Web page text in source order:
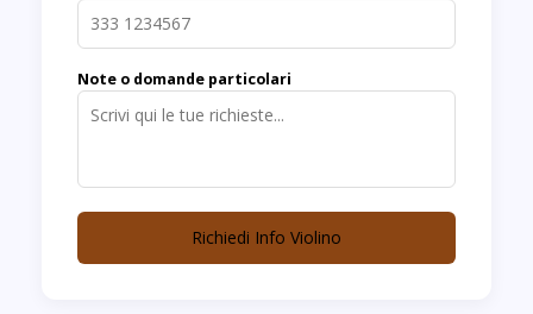
Note o domande particolari
Richiedi Info Violino